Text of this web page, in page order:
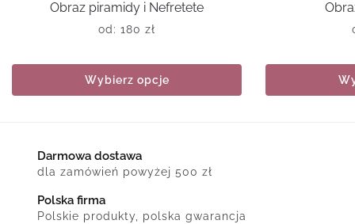
Obraz piramidy i Nefretete
od: 180 zł
Wybierz opcje
Darmowa dostawa
dla zamówień powyżej 500 zł
Polska firma
Polskie produkty, polska gwarancja